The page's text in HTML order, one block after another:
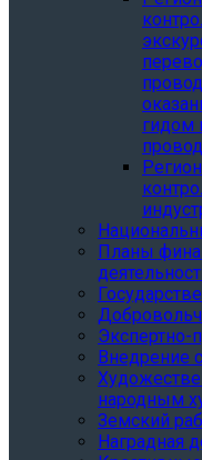
гидом
Планы
Экспертно-
Внедрение
народным
Земский
Наградная